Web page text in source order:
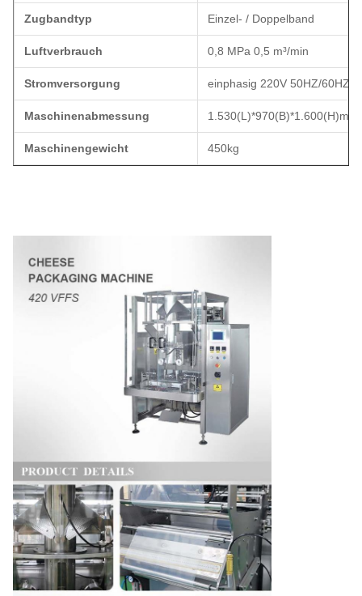
Zugbandtyp Einzel- / Doppelband
Luftverbrauch 0,8 MPa 0,5 m³/min
Stromversorgung einphasig 220V 50HZ/60HZ,
Maschinenabmessung 1.530(L)*970(B)*1.600(H)mm
Maschinengewicht 450kg